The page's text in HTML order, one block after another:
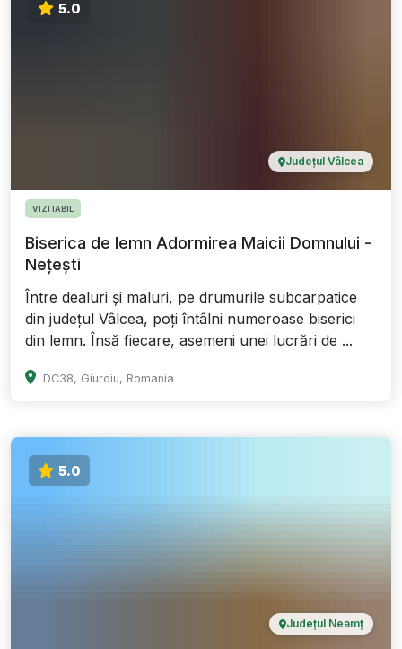
5.0
Județul Vâlcea
VIZITABIL
Biserica de lemn Adormirea Maicii Domnului -
Nețești
Între dealuri și maluri, pe drumurile subcarpatice
din județul Vâlcea, poți întâlni numeroase biserici
din lemn. Însă fiecare, asemeni unei lucrări de ...
DC38, Giuroiu, Romania
5.0
Județul Neamț